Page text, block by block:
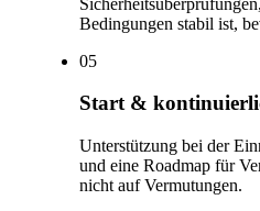
Bedingungen stabil ist,
05
Start &
Unterstützung bei der
und eine Roadmap für
nicht auf Vermutungen.